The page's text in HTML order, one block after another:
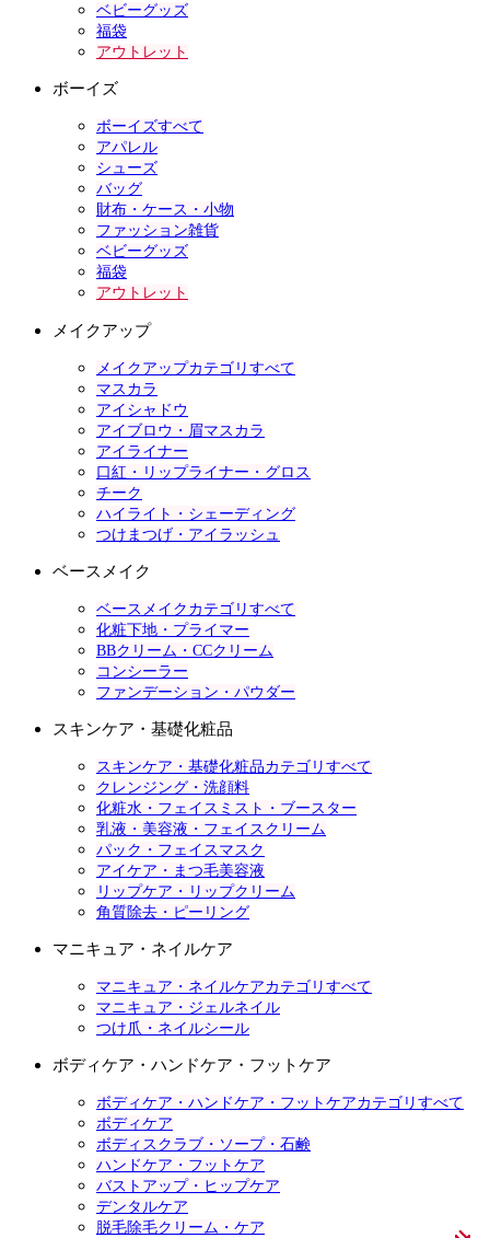
ベビーグッズ
福袋
アウトレット
ボーイズ
ボーイズすべて
アパレル
シューズ
バッグ
財布・ケース・小物
ファッション雑貨
ベビーグッズ
福袋
アウトレット
メイクアップ
メイクアップカテゴリすべて
マスカラ
アイシャドウ
アイブロウ・眉マスカラ
アイライナー
口紅・リップライナー・グロス
チーク
ハイライト・シェーディング
つけまつげ・アイラッシュ
ベースメイク
ベースメイクカテゴリすべて
化粧下地・プライマー
BBクリーム・CCクリーム
コンシーラー
ファンデーション・パウダー
スキンケア・基礎化粧品
スキンケア・基礎化粧品カテゴリすべて
クレンジング・洗顔料
化粧水・フェイスミスト・ブースター
乳液・美容液・フェイスクリーム
パック・フェイスマスク
アイケア・まつ毛美容液
リップケア・リップクリーム
角質除去・ピーリング
マニキュア・ネイルケア
マニキュア・ネイルケアカテゴリすべて
マニキュア・ジェルネイル
つけ爪・ネイルシール
ボディケア・ハンドケア・フットケア
ボディケア・ハンドケア・フットケアカテゴリすべて
ボディケア
ボディスクラブ・ソープ・石鹸
ハンドケア・フットケア
バストアップ・ヒップケア
デンタルケア
脱毛除毛クリーム・ケア